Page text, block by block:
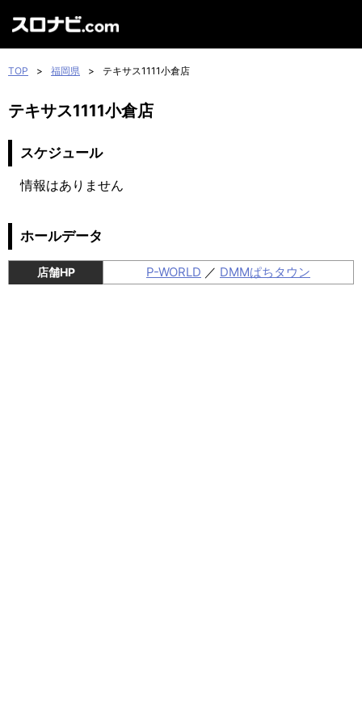
TOP > 福岡県 > テキサス1111小倉店
テキサス1111小倉店
スケジュール
情報はありません
ホールデータ
店舗HP P-WORLD ／ DMMぱちタウン